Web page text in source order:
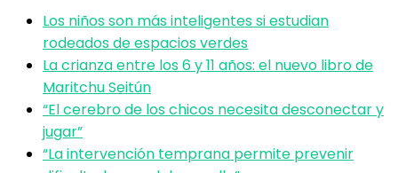
Los niños son más inteligentes si estudian
rodeados de espacios verdes
La crianza entre los 6 y 11 años: el nuevo libro de
Maritchu Seitún
“El cerebro de los chicos necesita desconectar y
jugar”
“La intervención temprana permite prevenir